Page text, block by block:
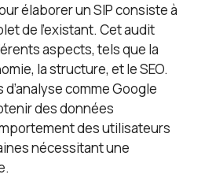
élaborer un SIP consiste à
de l’existant. Cet audit
aspects, tels que la
la structure, et le SEO.
comme Google
des données
des utilisateurs
nécessitant une